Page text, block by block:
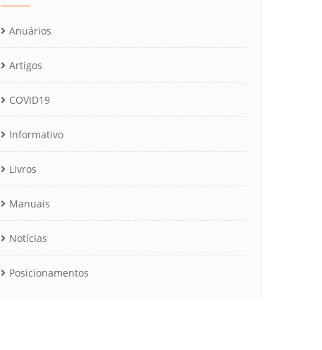
Anuários
Artigos
COVID19
Informativo
Livros
Manuais
Notícias
Posicionamentos